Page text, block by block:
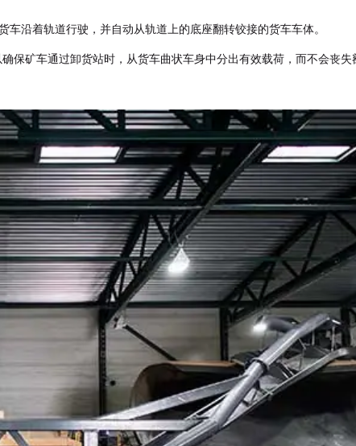
沿着轨道行驶，并自动从轨道上的底座翻转铰接的货车车体。
保矿车通过卸货站时，从货车曲状车身中分出有效载荷，而不会丧失